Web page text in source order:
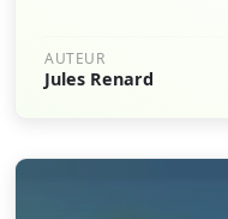
AUTEUR
Jules Renard